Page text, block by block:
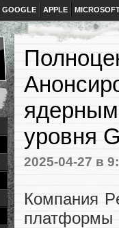
GOOGLE APPLE
уровня
2025-04-27 в
Компания